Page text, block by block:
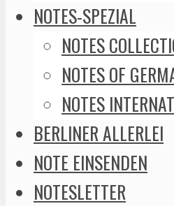
NOTES-SPEZIAL
NOTES
NOTES OF
NOTES
BERLINER ALLERLEI
NOTE EINSENDEN
NOTESLETTER